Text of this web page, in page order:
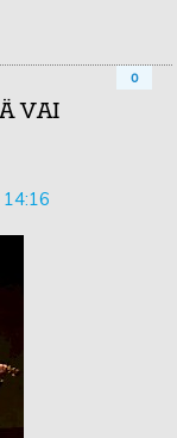
0
VAI